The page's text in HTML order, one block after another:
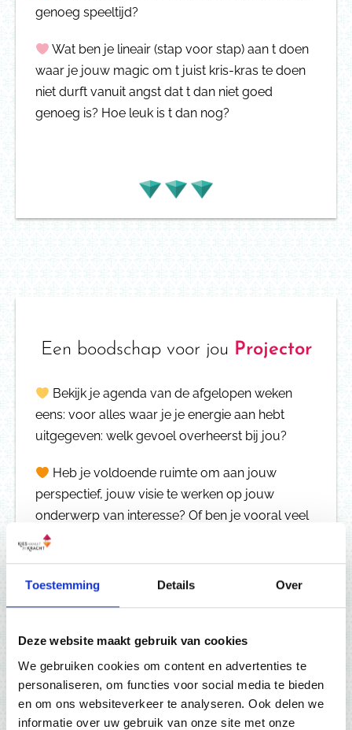
Toestemming Details Over
Deze website maakt gebruik van cookies
We gebruiken cookies om content en advertenties te
personaliseren, om functies voor social media te bieden
en om ons websiteverkeer te analyseren. Ook delen we
informatie over uw gebruik van onze site met onze
genoeg speeltijd?
Wat ben je lineair (stap voor stap) aan t doen
waar je jouw magic om t juist kris-kras te doen
niet durft vanuit angst dat t dan niet goed
genoeg is? Hoe leuk is t dan nog?
Een boodschap voor jou Projector
Bekijk je agenda van de afgelopen weken
eens: voor alles waar je je energie aan hebt
uitgegeven: welk gevoel overheerst bij jou?
Heb je voldoende ruimte om aan jouw
perspectief, jouw visie te werken op jouw
onderwerp van interesse? Of ben je vooral veel
aan het doen?
niet erkent. Maak jezelf en jouw zienswijze
uitgenodigd te worden.